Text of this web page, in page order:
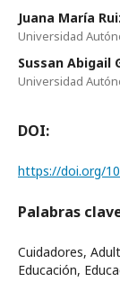
Juana María
Universidad
Sussan Abigail
Universidad
DOI:
https://doi.org/
Palabras
Cuidadores,
Educación,